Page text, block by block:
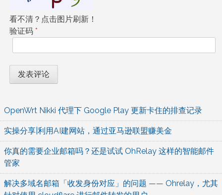
看不清？点击图片刷新！
验证码 *
OpenWrt Nikki 代理下 Google Play 更新卡住的排查记录
实操分享|利用AI建网站，通过亚马逊联盟赚美金
你真的需要企业邮箱吗？还是试试 OhRelay 这样的智能邮件
管家
解决多域名邮箱「收发身份对应」的问题 —— Ohrelay，尤其